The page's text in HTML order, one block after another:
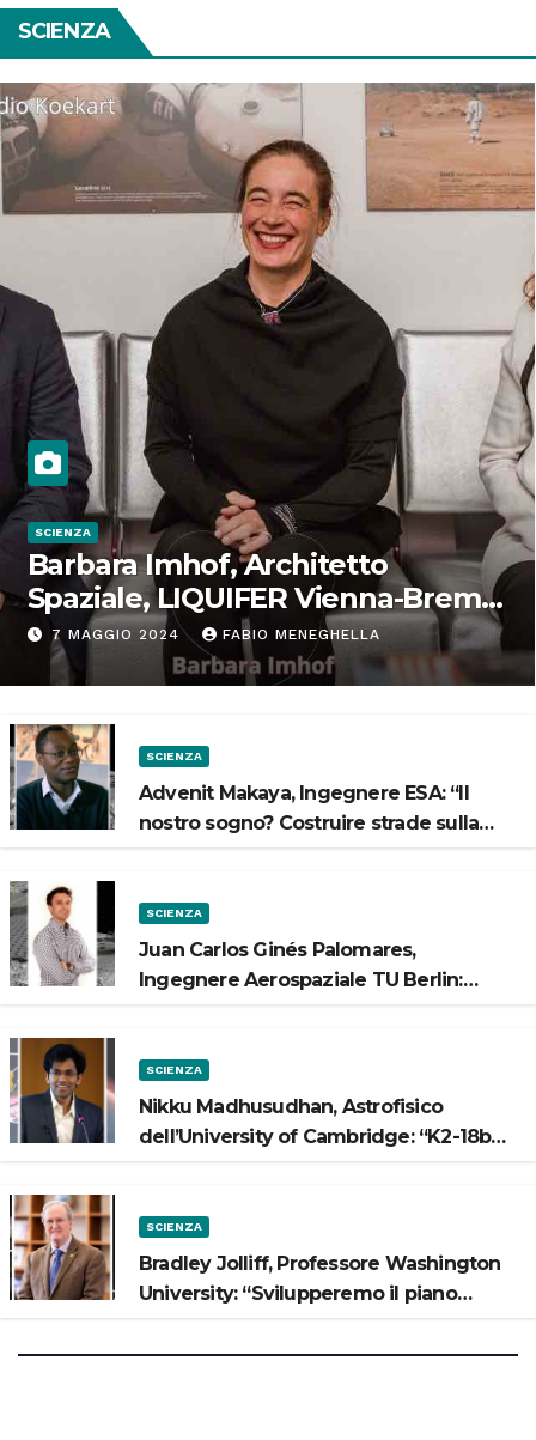
SCIENZA
SCIENZA
Barbara Imhof, Architetto
Spaziale, LIQUIFER Vienna-Brema:
“Progettiamo habitat per lo
Spazio”
7 MAGGIO 2024 FABIO MENEGHELLA
SCIENZA
Advenit Makaya, Ingegnere ESA: “Il
nostro sogno? Costruire strade sulla
SCIENZA
Juan Carlos Ginés Palomares,
Ingegnere Aerospaziale TU Berlin:
SCIENZA
Nikku Madhusudhan, Astrofisico
dell’University of Cambridge: “K2-18b
SCIENZA
Bradley Jolliff, Professore Washington
University: “Svilupperemo il piano